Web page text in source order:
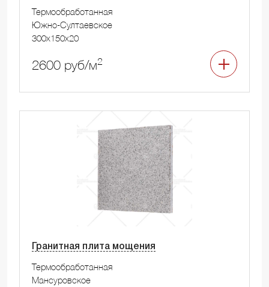
Термообработанная
Южно-Султаевское
300x150x20
2600 руб/м2
Гранитная плита мощения
Термообработанная
Мансуровское